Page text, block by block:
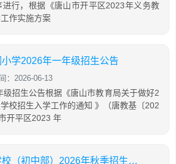
行，根据《唐山市开平区2023年义务教
作实施方案
学2026年一年级招生公告
：2026-06-13
招生公告根据《唐山市教育局关于做好2
校招生入学工作的通知 》（唐教基〔202
开平区2023 年
唐山高新区龙泽学校（初中部）2026年秋季招生简章